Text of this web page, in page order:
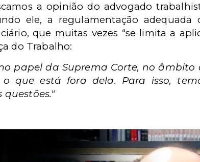
a opinião do advogado
ele, a regulamentação adequada
que muitas vezes “se limita a
do Trabalho:
papel da Suprema Corte, no
que está fora dela. Para isso,